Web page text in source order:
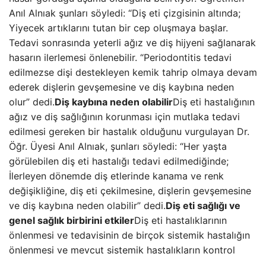
Anıl Alnıak şunları söyledi: “Diş eti çizgisinin altında;
Yiyecek artıklarını tutan bir cep oluşmaya başlar.
Tedavi sonrasında yeterli ağız ve diş hijyeni sağlanarak
hasarın ilerlemesi önlenebilir. “Periodontitis tedavi
edilmezse dişi destekleyen kemik tahrip olmaya devam
ederek dişlerin gevşemesine ve diş kaybına neden
olur” dedi.Diş kaybına neden olabilirDiş eti hastalığının
ağız ve diş sağlığının korunması için mutlaka tedavi
edilmesi gereken bir hastalık olduğunu vurgulayan Dr.
Öğr. Üyesi Anıl Alnıak, şunları söyledi: “Her yaşta
görülebilen diş eti hastalığı tedavi edilmediğinde;
İlerleyen dönemde diş etlerinde kanama ve renk
değişikliğine, diş eti çekilmesine, dişlerin gevşemesine
ve diş kaybına neden olabilir” dedi.Diş eti sağlığı ve
genel sağlık birbirini etkilerDiş eti hastalıklarının
önlenmesi ve tedavisinin de birçok sistemik hastalığın
önlenmesi ve mevcut sistemik hastalıkların kontrol